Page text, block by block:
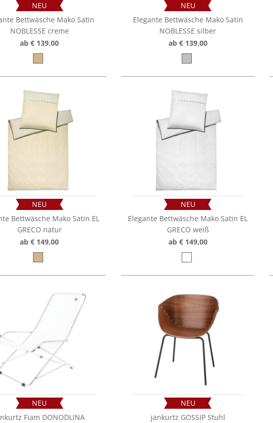
NEU
Bettwäsche Mako Satin
NOBLESSE creme
ab € 139,00
NEU
Elegante Bettwäsche Mako Satin
NOBLESSE silber
ab € 139,00
NEU
Bettwäsche Mako Satin EL
GRECO natur
ab € 149,00
NEU
Elegante Bettwäsche Mako Satin EL
GRECO weiß
ab € 149,00
NEU
Fiam DONODLINA
NEU
jankurtz GOSSIP Stuhl